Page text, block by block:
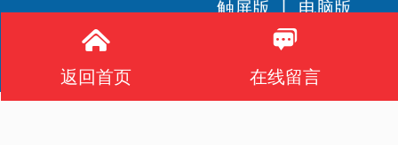
返回首页 在线留言
触屏版 丨电脑版
贵公网安备 52011502001233号